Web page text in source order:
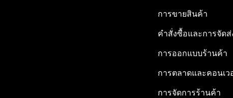
การขายสินค้า
คำสั่งซื้อและการจัดส่
การออกแบบร้านค้า
การตลาดและคอนเ
การจัดการร้านค้า